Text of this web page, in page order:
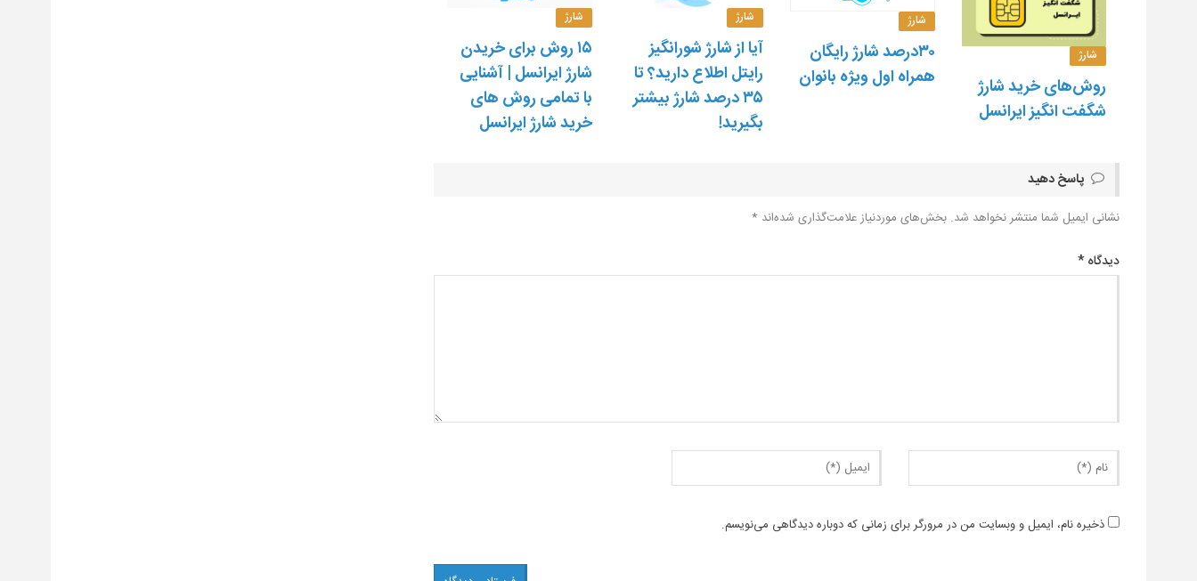
شارژ
روش‌های خرید شارژ
شگفت انگیز ایرانسل
شارژ
۳۰درصد شارژ رایگان
همراه اول ویژه بانوان
شارژ
آیا از شارژ شورانگیز
رایتل اطلاع دارید؟ تا
۳۵ درصد شارژ بیشتر
بگیرید!
شارژ
۱۵ روش برای خریدن
شارژ ایرانسل | آشنایی
با تمامی روش های
خرید شارژ ایرانسل
پاسخ دهید
نشانی ایمیل شما منتشر نخواهد شد. بخش‌های موردنیاز علامت‌گذاری شده‌اند *
دیدگاه *
ذخیره نام، ایمیل و وبسایت من در مرورگر برای زمانی که دوباره دیدگاهی می‌نویسم.